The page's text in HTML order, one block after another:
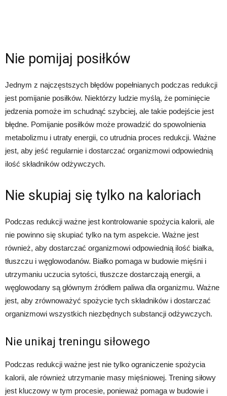
Nie pomijaj posiłków
Jednym z najczęstszych błędów popełnianych podczas redukcji
jest pomijanie posiłków. Niektórzy ludzie myślą, że pominięcie
jedzenia pomoże im schudnąć szybciej, ale takie podejście jest
błędne. Pomijanie posiłków może prowadzić do spowolnienia
metabolizmu i utraty energii, co utrudnia proces redukcji. Ważne
jest, aby jeść regularnie i dostarczać organizmowi odpowiednią
ilość składników odżywczych.
Nie skupiaj się tylko na kaloriach
Podczas redukcji ważne jest kontrolowanie spożycia kalorii, ale
nie powinno się skupiać tylko na tym aspekcie. Ważne jest
również, aby dostarczać organizmowi odpowiednią ilość białka,
tłuszczu i węglowodanów. Białko pomaga w budowie mięśni i
utrzymaniu uczucia sytości, tłuszcze dostarczają energii, a
węglowodany są głównym źródłem paliwa dla organizmu. Ważne
jest, aby zrównoważyć spożycie tych składników i dostarczać
organizmowi wszystkich niezbędnych substancji odżywczych.
Nie unikaj treningu siłowego
Podczas redukcji ważne jest nie tylko ograniczenie spożycia
kalorii, ale również utrzymanie masy mięśniowej. Trening siłowy
jest kluczowy w tym procesie, ponieważ pomaga w budowie i